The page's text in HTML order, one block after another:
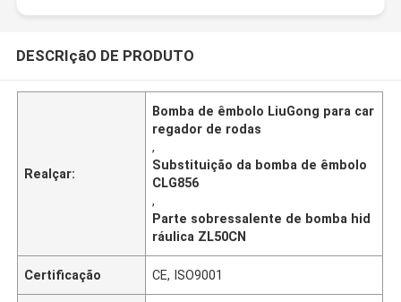
DESCRIçãO DE PRODUTO
Realçar:
Bomba de êmbolo LiuGong para car
regador de rodas
,
Substituição da bomba de êmbolo
CLG856
,
Parte sobressalente de bomba hid
ráulica ZL50CN
Certificação CE, ISO9001